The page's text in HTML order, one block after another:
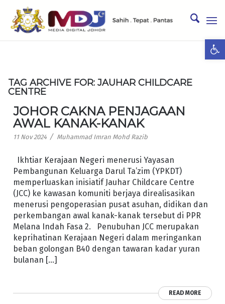
TAG ARCHIVE FOR: JAUHAR CHILDCARE
CENTRE
JOHOR CAKNA PENJAGAAN
AWAL KANAK-KANAK
11 Nov 2024 / Muhammad Imran Mohd Razib
Ikhtiar Kerajaan Negeri menerusi Yayasan
Pembangunan Keluarga Darul Ta’zim (YPKDT)
memperluaskan inisiatif Jauhar Childcare Centre
(JCC) ke kawasan komuniti berjaya direalisasikan
menerusi pengoperasian pusat asuhan, didikan dan
perkembangan awal kanak-kanak tersebut di PPR
Melana Indah Fasa 2. Penubuhan JCC merupakan
keprihatinan Kerajaan Negeri dalam meringankan
beban golongan B40 dengan tawaran kadar yuran
bulanan […]
READ MORE